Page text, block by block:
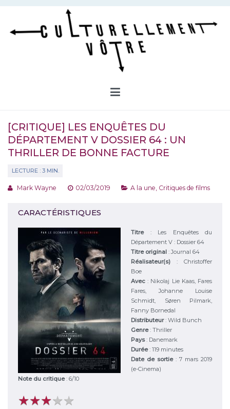
Aller
contenu
[CRITIQUE] LES ENQUÊTES DU
DÉPARTEMENT V DOSSIER 64 : UN
THRILLER DE BONNE FACTURE
Mark Wayne 02/03/2019 A la une Critiques de films
CARACTÉRISTIQUES
Titre : Les Enquêtes du
Département V : Dossier 64
Titre original :Journal 64
Réalisateur(s) : Christoffer
Boe
Avec: Nikolaj Lie Kaas, Fares
Fares, Johanne Louise
Schmidt, Søren Pilmark,
Fanny Bornedal
Distributeur: Wild Bunch
Genre: Thriller
Pays: Danemark
Durée: 119 minutes
Date de sortie : 7 mars 2019
(e-Cinema)
Note du critique: 6/10
★★★★★
★★★★★